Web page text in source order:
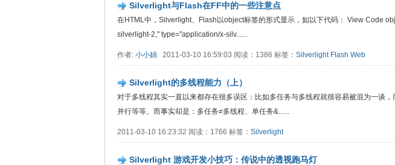
Silverlight与Flash在FF中的一些注意点
在HTML中，Silverlight、Flash以object标签的形式显示，如以下代码： View Code
silverlight-2," type="application/x-silv......
作者: 小小娟 2011-03-10 16:59:03 阅读：1386 标签： Silverlight Flash Web
Silverlight的多线程能力（上）
对于多线程其实一直以来都存在很多误区：比如多任务与多线程就很容易被混为一谈
并行等等。而事实却是：多任务≠多线程、单任务&......
2011-03-10 16:23:32 阅读：1766 标签： Silverlight
Silverlight 游戏开发小技巧：传说中的透视跑马灯